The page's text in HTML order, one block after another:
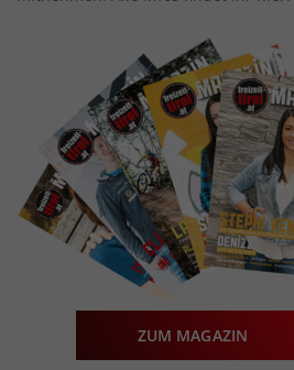
ZUM MAGAZIN